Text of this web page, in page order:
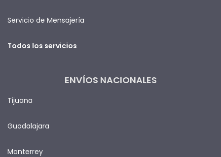
Servicio de Mensajería
Todos los servicios
ENVÍOS NACIONALES
Tijuana
Guadalajara
Monterrey